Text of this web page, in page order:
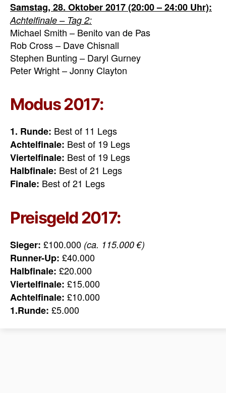
Samstag, 28. Oktober 2017 (20:00 – 24:00 Uhr):
Achtelfinale – Tag 2:
Michael Smith – Benito van de Pas
Rob Cross – Dave Chisnall
Stephen Bunting – Daryl Gurney
Peter Wright – Jonny Clayton
Modus 2017:
1. Runde: Best of 11 Legs
Achtelfinale: Best of 19 Legs
Viertelfinale: Best of 19 Legs
Halbfinale: Best of 21 Legs
Finale: Best of 21 Legs
Preisgeld 2017:
Sieger: £100.000 (ca. 115.000 €)
Runner-Up: £40.000
Halbfinale: £20.000
Viertelfinale: £15.000
Achtelfinale: £10.000
1.Runde: £5.000